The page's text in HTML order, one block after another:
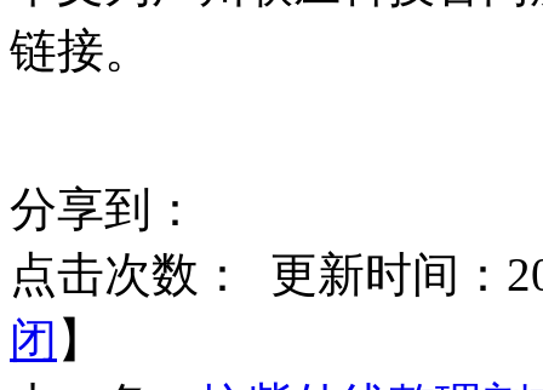
链接。
分享到：
点击次数：
更新时间：
闭 】